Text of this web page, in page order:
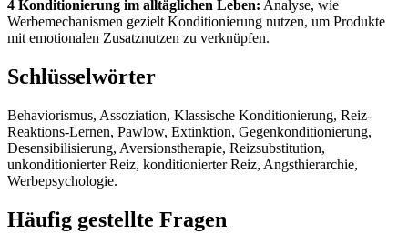
4 Konditionierung im alltäglichen Leben: Analyse, wie
Werbemechanismen gezielt Konditionierung nutzen, um Produkte
mit emotionalen Zusatznutzen zu verknüpfen.
Schlüsselwörter
Behaviorismus, Assoziation, Klassische Konditionierung, Reiz-
Reaktions-Lernen, Pawlow, Extinktion, Gegenkonditionierung,
Desensibilisierung, Aversionstherapie, Reizsubstitution,
unkonditionierter Reiz, konditionierter Reiz, Angsthierarchie,
Werbepsychologie.
Häufig gestellte Fragen